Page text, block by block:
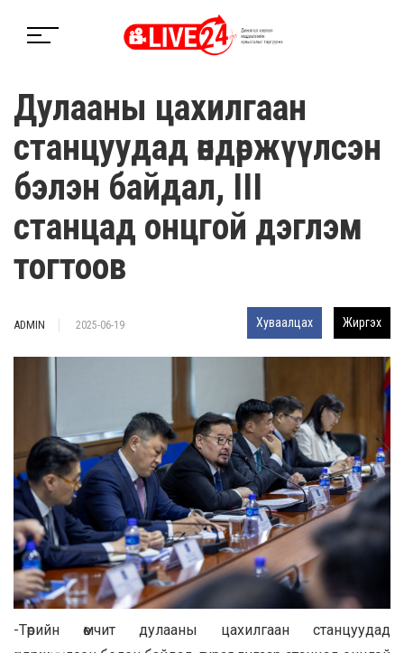
Дулааны цахилгаан
станцуудад өндөржүүлсэн
бэлэн байдал, III
станцад онцгой дэглэм
тогтоов
ADMIN 2025-06-19 Хуваалцах Жиргэх
-Төрийн өмчит дулааны цахилгаан станцуудад